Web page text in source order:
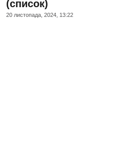
(список)
20 листопада, 2024, 13:22